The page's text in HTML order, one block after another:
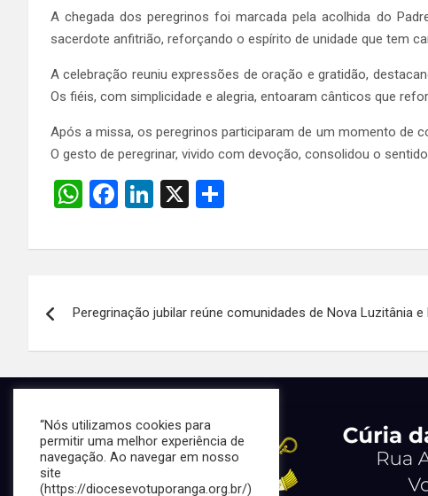
A chegada dos peregrinos foi marcada pela acolhida do
sacerdote anfitrião, reforçando o espírito de unidade que tem
A celebração reuniu expressões de oração e gratidão,
Os fiéis, com simplicidade e alegria, entoaram cânticos que
Após a missa, os peregrinos participaram de um momento de
O gesto de peregrinar, vivido com devoção, consolidou o
W
at
A
F
ce
o
Li
ke
n
X
ar
de
Peregrinação jubilar reúne comunidades de Nova Luzitânia
“Nós utilizamos cookies para
permitir uma melhor experiência de
navegação. Ao navegar em nosso
site
(https://diocesevotuporanga.org.br/)